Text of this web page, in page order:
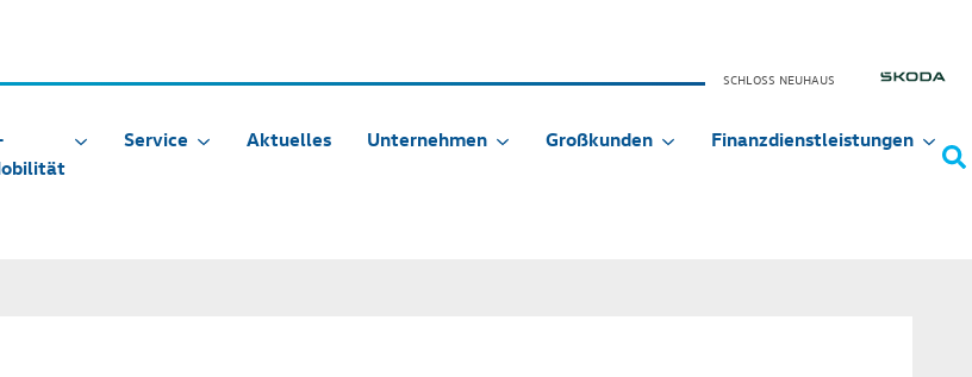
SCHLOSS NEUHAUS
Service Aktuelles Unternehmen Großkunden Finanzdienstleistungen